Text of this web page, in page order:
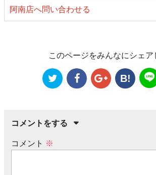
阿南店へ問い合わせる
このページをみんなにシェア
B!
コメントをする
コメント ※